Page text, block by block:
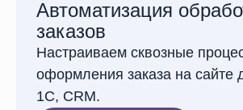
Автоматизация
заказов
Настраиваем сквозные
оформления заказа на сайте
1С, CRM.